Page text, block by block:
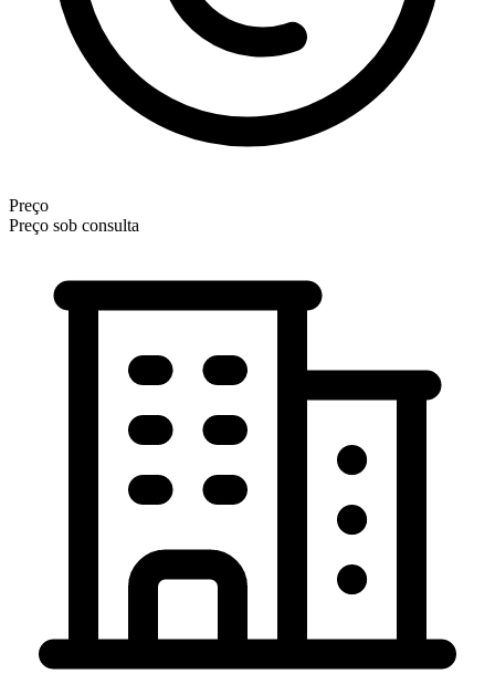
Preço
Preço sob consulta